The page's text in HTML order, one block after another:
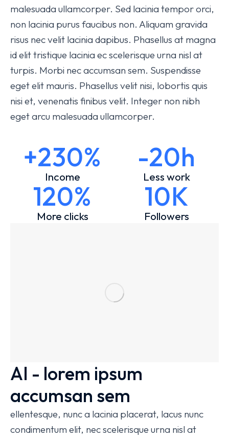
malesuada ullamcorper. Sed lacinia tempor orci,
non lacinia purus faucibus non. Aliquam gravida
risus nec velit lacinia dapibus. Phasellus at magna
id elit tristique lacinia ec scelerisque urna nisl at
turpis. Morbi nec accumsan sem. Suspendisse
eget elit mauris. Phasellus velit nisi, lobortis quis
nisi et, venenatis finibus velit. Integer non nibh
eget arcu malesuada ullamcorper.
+230%
Income
-20h
Less work
120%
More clicks
10K
Followers
AI - lorem ipsum
accumsan sem
ellentesque, nunc a lacinia placerat, lacus nunc
condimentum elit, nec scelerisque urna nisl at